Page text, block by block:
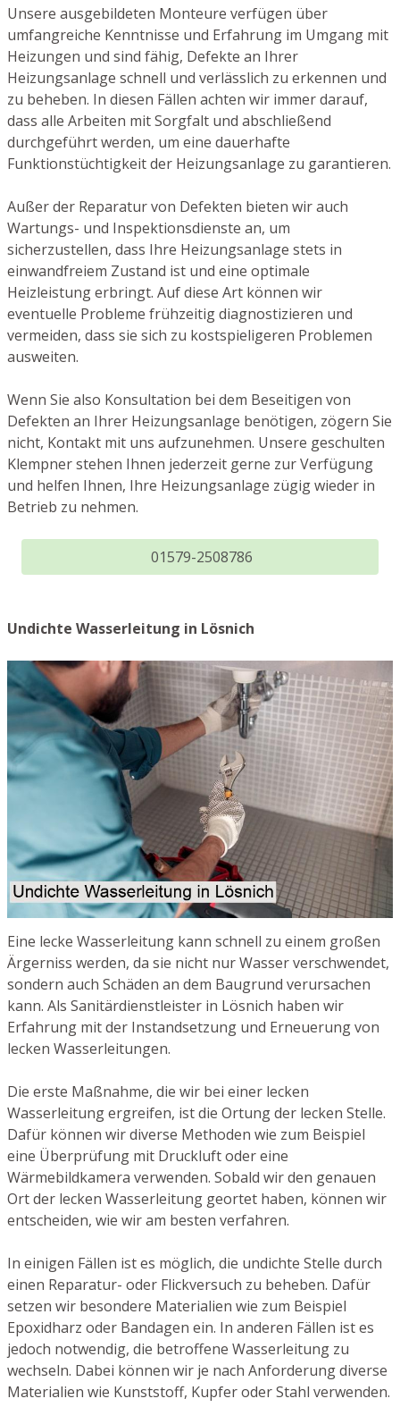
Unsere ausgebildeten Monteure verfügen über
umfangreiche Kenntnisse und Erfahrung im Umgang mit
Heizungen und sind fähig, Defekte an Ihrer
Heizungsanlage schnell und verlässlich zu erkennen und
zu beheben. In diesen Fällen achten wir immer darauf,
dass alle Arbeiten mit Sorgfalt und abschließend
durchgeführt werden, um eine dauerhafte
Funktionstüchtigkeit der Heizungsanlage zu garantieren.
Außer der Reparatur von Defekten bieten wir auch
Wartungs- und Inspektionsdienste an, um
sicherzustellen, dass Ihre Heizungsanlage stets in
einwandfreiem Zustand ist und eine optimale
Heizleistung erbringt. Auf diese Art können wir
eventuelle Probleme frühzeitig diagnostizieren und
vermeiden, dass sie sich zu kostspieligeren Problemen
ausweiten.
Wenn Sie also Konsultation bei dem Beseitigen von
Defekten an Ihrer Heizungsanlage benötigen, zögern Sie
nicht, Kontakt mit uns aufzunehmen. Unsere geschulten
Klempner stehen Ihnen jederzeit gerne zur Verfügung
und helfen Ihnen, Ihre Heizungsanlage zügig wieder in
Betrieb zu nehmen.
01579-2508786
Undichte Wasserleitung in Lösnich
Eine lecke Wasserleitung kann schnell zu einem großen
Ärgerniss werden, da sie nicht nur Wasser verschwendet,
sondern auch Schäden an dem Baugrund verursachen
kann. Als Sanitärdienstleister in Lösnich haben wir
Erfahrung mit der Instandsetzung und Erneuerung von
lecken Wasserleitungen.
Die erste Maßnahme, die wir bei einer lecken
Wasserleitung ergreifen, ist die Ortung der lecken Stelle.
Dafür können wir diverse Methoden wie zum Beispiel
eine Überprüfung mit Druckluft oder eine
Wärmebildkamera verwenden. Sobald wir den genauen
Ort der lecken Wasserleitung geortet haben, können wir
entscheiden, wie wir am besten verfahren.
In einigen Fällen ist es möglich, die undichte Stelle durch
einen Reparatur- oder Flickversuch zu beheben. Dafür
setzen wir besondere Materialien wie zum Beispiel
Epoxidharz oder Bandagen ein. In anderen Fällen ist es
jedoch notwendig, die betroffene Wasserleitung zu
wechseln. Dabei können wir je nach Anforderung diverse
Materialien wie Kunststoff, Kupfer oder Stahl verwenden.